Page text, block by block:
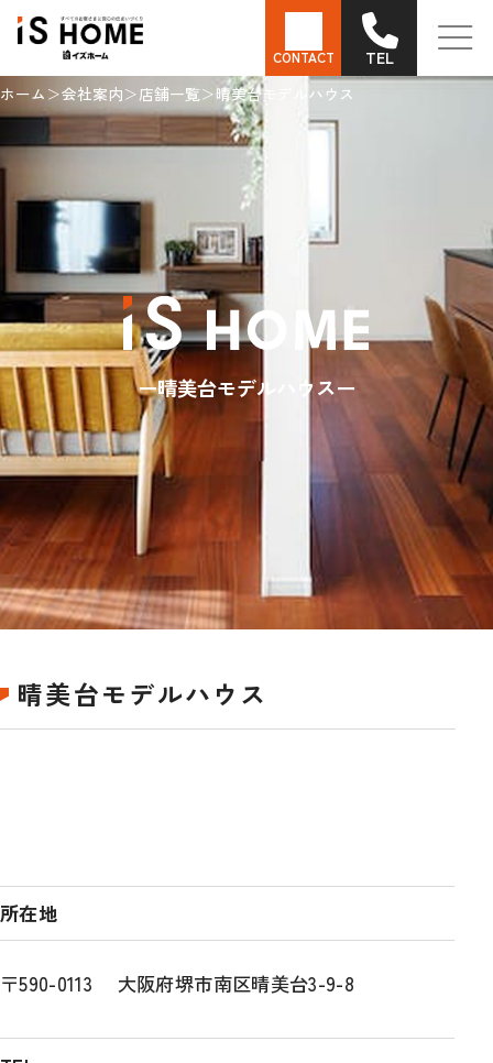
CONTACT
TEL
ホーム
会社案内 店舗一覧 晴美台モデルハウス
晴美台モデルハウス
晴美台モデルハウス
所在地
〒590-0113 大阪府堺市南区晴美台3-9-8